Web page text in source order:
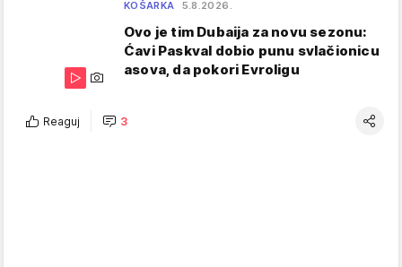
KOŠARKA 5.8.2026.
Ovo je tim Dubaija za novu sezonu:
Ćavi Paskval dobio punu svlačionicu
asova, da pokori Evroligu
Reaguj 3